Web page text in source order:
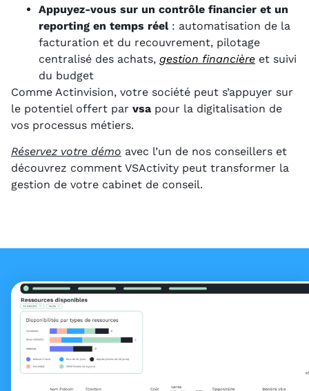
Appuyez-vous sur un contrôle financier et un
reporting en temps réel: automatisation de la
facturation et du recouvrement, pilotage
centralisé des achats, gestion financière et suivi
du budget
Comme Actinvision, votre société peut s’appuyer sur
le potentiel offert par vsa pour la digitalisation de
vos processus métiers.
Réservez votre démo avec l’un de nos conseillers et
découvrez comment VSActivity peut transformer la
gestion de votre cabinet de conseil.